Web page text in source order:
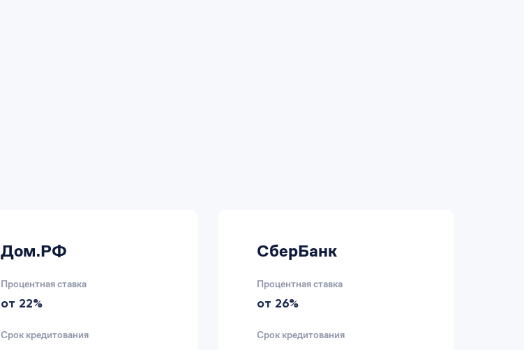
Дом.РФ
Процентная ставка
от 22%
Срок кредитования
СберБанк
Процентная ставка
от 26%
Срок кредитования